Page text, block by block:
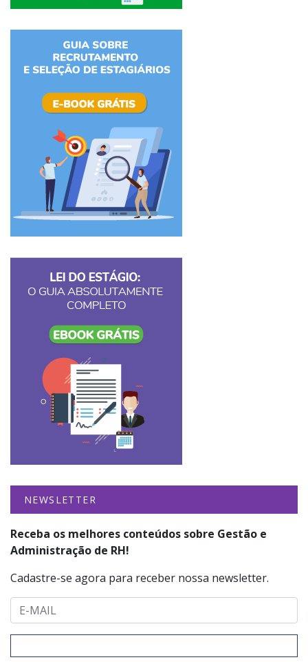
NEWSLETTER
Receba os melhores conteúdos sobre Gestão e
Administração de RH!
Cadastre-se agora para receber nossa newsletter.